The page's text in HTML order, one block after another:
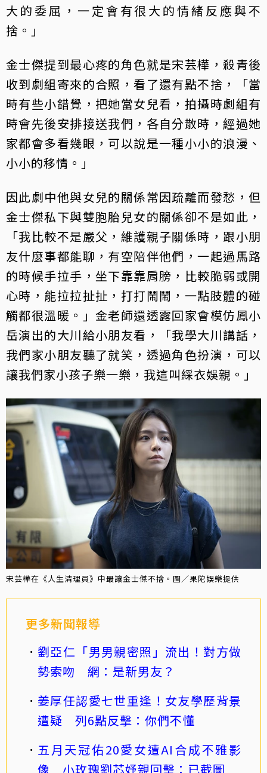
大的委屈，一定會有很大的情緒反應與不
捨。」
金士傑提到最心疼的角色就是宋芸樺，殺青後
收到劇組寄來的合照，看了還有點不捨，「當
時有些小錯覺，把她當女兒看，拍攝時劇組有
時會先後安排接送我們，各自分散時，經過她
家都會多看幾眼，可以說是一種小小的浪漫、
小小的移情。」
因此劇中他與女兒的關係常因疏離而發愁，但
金士傑私下與雙胞胎兒女的關係卻不是如此，
「我比較不是嚴父，維護親子關係時，跟小朋
友什麼事都能聊，有空陪伴他們，一起過馬路
的時候手拉手，坐下靠靠肩膀，比較脆弱或開
心時，能拉拉扯扯，打打鬧鬧，一點肢體的碰
觸都很溫暖。」金老師還透露回家會模仿鳳小
岳演出的大川給小朋友看，「我學大川講話，
我們家小朋友聽了就笑，透過角色扮演，可以
讓我們家小孩子樂一樂，我這叫綵衣娛親。」
宋芸樺在《人生清理員》中最讓金士傑不捨。圖／果陀娛樂提供
更多新聞報導
劉亞仁「男男親密照」流出！對方做
勢索吻 網：是新男友？
姜厚任認愛七世重逢！女友學歷背景
遭疑 列6點反擊：你們不懂
五月天冠佑20愛女遭AI合成不雅影
像 小玫瑰劉芯妤親回擊：已截圖